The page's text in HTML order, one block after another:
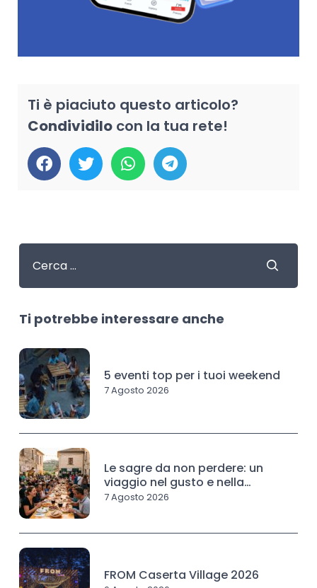
Ti è piaciuto questo articolo?
Condividilocon la tua rete!
Ti potrebbe interessare anche
5 eventi top per i tuoi weekend
7 Agosto 2026
Le sagre da non perdere: un
viaggio nel gusto e nella
tradizione
7 Agosto 2026
FROM Caserta Village 2026